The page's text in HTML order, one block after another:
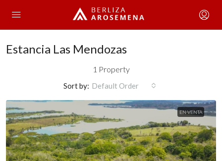
Estancia Las Mendozas
1 Property
Sort by: Default Order
EN VENTA